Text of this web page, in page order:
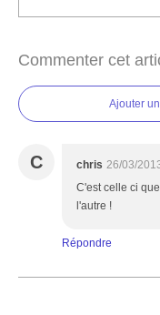
Commenter cet
Ajouter
C chris 26/03/
C'est celle ci
l'autre !
Répondre